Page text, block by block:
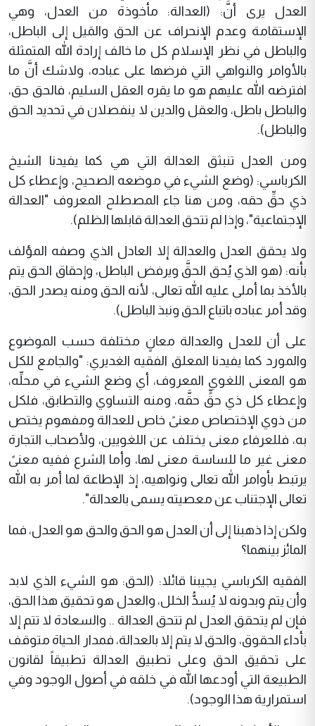
العدل يرى أنَّ: (العدالة: مأخوذة من العدل، وهي
الإستقامة وعدم الإنحراف عن الحق والمَيل إلى الباطل،
والباطل في نظر الإسلام كل ما خالف إرادة الله المتمثلة
بالأوامر والنواهي التي فرضها على عباده، ولاشك أنَّ ما
افترضه الله عليهم هو ما يقره العقل السليم، فالحق حق،
والباطل باطل، والعقل والدين لا ينفصلان في تحديد الحق
والباطل).
ومن العدل تنبثق العدالة التي هي كما يفيدنا الشيخ
الكرباسي: (وضع الشيء في موضعه الصحيح، وإعطاء كل
ذي حقِّ حقه، ومن هنا جاء المصطلح المعروف "العدالة
الإجتماعية"، وإذا لم تتحق العدالة قابلها الظلم).
ولا يحقق العدل والعدالة إلا العادل الذي وصفه المؤلف
بأنه: (هو الذي يُحق الحقَّ ويرفض الباطل، وإحقاق الحق يتم
بالأخذ بما أملى عليه الله تعالى، لأنه الحق ومنه يصدر الحق،
وقد أمر عباده باتباع الحق ونبذ الباطل).
على أن للعدل والعدالة معانٍ مختلفة حسب الموضوع
والمورد كما يفيدنا المعلق الفقيه الغديري: "والجامع للكل
هو المعنى اللغوي المعروف، أي وضع الشيء في محلِّه،
وإعطاء كل ذي حقٍّ حقَّه، ومنه التساوي والتطابق، فلكل
من ذوي الإختصاص معنىً خاص للعدالة ومفهوم يختص
به، فللعرفاء معنى يختلف عن اللغويين، ولأصحاب التجارة
معنى غير ما للساسة معنى لها، وأما الشرع ففيه معنىً
يرتبط بأوامر الله تعالى ونواهيه، إذ الإطاعة لما أمر به الله
تعالى الإجتناب عن معصيته يسمى بالعدالة".
ولكن إذا ذهبنا إلى أن العدل هو الحق والحق هو العدل، فما
المائز بينهما؟
الفقيه الكرباسي يجيبنا قائلا: (الحق: هو الشيء الذي لابد
وأن يتم وبدونه لا يُسدُّ الخلل، والعدل هو تحقيق هذا الحق،
فإن لم يتحقق العدل لم تتحق العدالة .. والسعادة لا تتم إلا
بأداء الحقوق، والحق لا يتم إلا بالعدالة، فمدار الحياة متوقف
على تحقيق الحق وعلى تطبيق العدالة تطبيقاً لقانون
الطبيعة التي أودعها الله في خلقه في أصول الوجود وفي
استمرارية هذا الوجود).